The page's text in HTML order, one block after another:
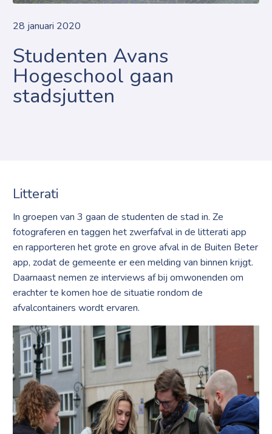
28 januari 2020
Studenten Avans
Hogeschool gaan
stadsjutten
Litterati
In groepen van 3 gaan de studenten de stad in. Ze
fotograferen en taggen het zwerfafval in de litterati app
en rapporteren het grote en grove afval in de Buiten Beter
app, zodat de gemeente er een melding van binnen krijgt.
Daarnaast nemen ze interviews af bij omwonenden om
erachter te komen hoe de situatie rondom de
afvalcontainers wordt ervaren.